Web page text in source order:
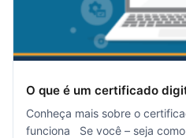
O que é um certificado
Conheça mais sobre o
funciona Se você – seja